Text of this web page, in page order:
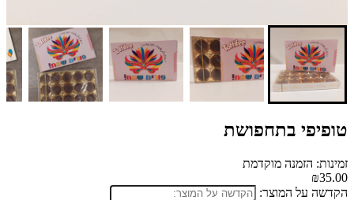
טופיפי בתחפושת
זמינות: הזמנה מוקדמת
₪35.00
הקדשה על המוצר: